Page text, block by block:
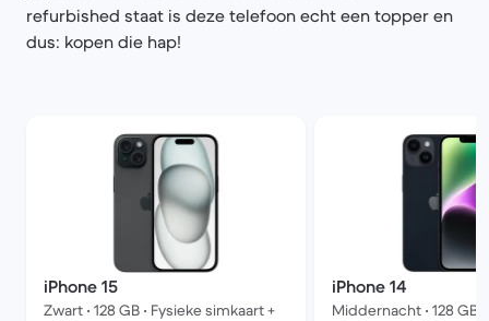
refurbished staat is deze telefoon echt een topper en
dus: kopen die hap!
iPhone 15
Zwart • 128 GB • Fysieke simkaart +
iPhone 14
Middernacht • 128 GB